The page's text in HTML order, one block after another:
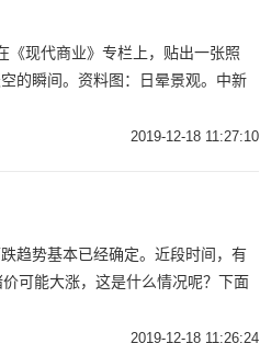
《现代商业》专栏上，贴出一张照
的瞬间。资料图：日晕景观。中新
2019-12-18 11:27:10
趋势基本已经确定。近段时间，有
可能大涨，这是什么情况呢？下面
2019-12-18 11:26:24